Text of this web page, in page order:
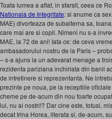
Toata lumea a aflat, in sfarsit, ceea ce
Nationala de Integritate: si anume ca
MAE) divorteaza de subalterna sa,
care mai are si copil. Nimeni nu s-a
MAE, la 72 de ani! Iata ce: de ceva
ambasadorului nostru de la Paris –
– s-a ajuns la un adevarat menage a
rezidenta pariziana inchiriata din banii
de intretinere si reprezentanta. Ne
prezinte pe noua, pe la receptiile
cheme pe de-acum din nou foarte
lui, nu ai nostri!? Dar cine este, totusi,
decat Irina Horea, literata si, de-acum,